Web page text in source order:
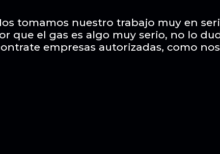
tomamos nuestro trabajo muy en
que el gas es algo muy serio, no lo
empresas autorizadas, como